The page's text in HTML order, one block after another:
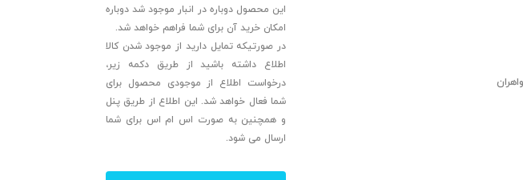
این محصول دوباره در انبار موجود شد دوباره
امکان خرید آن برای شما فراهم خواهد شد.
در صورتیکه تمایل دارید از موجود شدن کالا
اطلاع داشته باشید از طریق دکمه زیر،
درخواست اطلاع از موجودی محصول برای
شما فعال خواهد شد. این اطلاع از طریق پنل
و همچنین به صورت اس ام اس برای شما
ارسال می شود.